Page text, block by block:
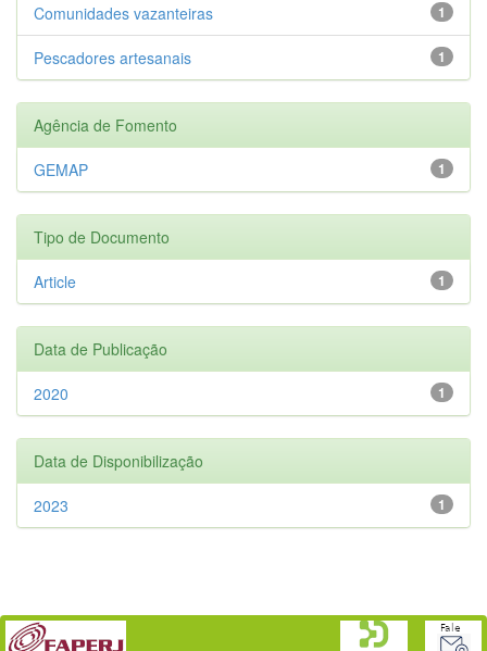
1
Comunidades vazanteiras
1
Pescadores artesanais
Agência de Fomento
1
GEMAP
Tipo de Documento
1
Article
Data de Publicação
1
2020
Data de Disponibilização
1
2023